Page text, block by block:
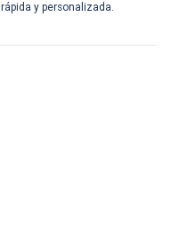
y personalizada.